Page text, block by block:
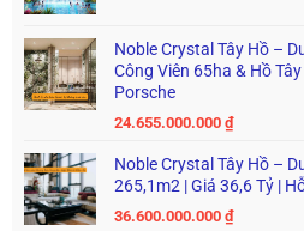
Noble Crystal Tây Hồ –
Công Viên 65ha & Hồ
Porsche
24.655.000.000 ₫
Noble Crystal Tây Hồ –
265,1m2 | Giá 36,6 Tỷ |
36.600.000.000 ₫